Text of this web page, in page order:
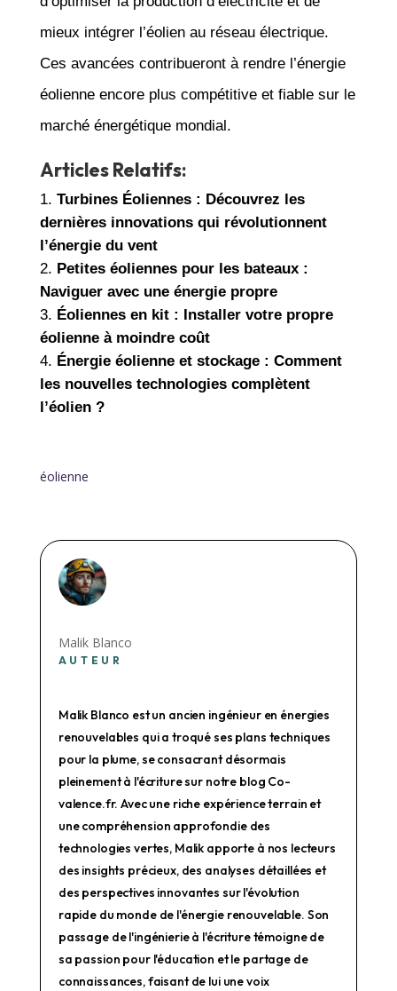
mieux intégrer l’éolien au réseau électrique.
Ces avancées contribueront à rendre l’énergie
éolienne encore plus compétitive et fiable sur le
marché énergétique mondial.
Articles Relatifs:
Turbines Éoliennes : Découvrez les
dernières innovations qui révolutionnent
l’énergie du vent
Petites éoliennes pour les bateaux :
Naviguer avec une énergie propre
Éoliennes en kit : Installer votre propre
éolienne à moindre coût
Énergie éolienne et stockage : Comment
les nouvelles technologies complètent
l’éolien ?
éolienne
Malik Blanco
AUTEUR
Malik Blanco est un ancien ingénieur en énergies
renouvelables qui a troqué ses plans techniques
pour la plume, se consacrant désormais
pleinement à l'écriture sur notre blog Co-
valence.fr. Avec une riche expérience terrain et
une compréhension approfondie des
technologies vertes, Malik apporte à nos lecteurs
des insights précieux, des analyses détaillées et
des perspectives innovantes sur l'évolution
rapide du monde de l'énergie renouvelable. Son
passage de l'ingénierie à l'écriture témoigne de
sa passion pour l'éducation et le partage de
connaissances, faisant de lui une voix